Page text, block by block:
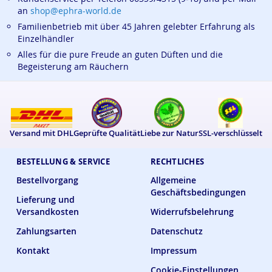
Diese Mischung dient der spirituellen Selbsterforschung,
sie ersetzt keine medizinische oder therapeutische
Behandlung
Ephra World Shop - verbindet - versorgt - verwöhnt.
Qualität.
Pfälzer Wein vom Weingut Wöhrle Bockenheim:
https://weingut-woehrle.de
Im sanften Tal, wo Reben steh’n,
Und Weingut Wöhrle daraus macht Wein,
Geboren aus Erde, Sonne, ein Tropfen so fein.
Bio gekeltert, still und sacht,
mit Ruhe und Bedacht gemacht.
Sein Duft erzählt von Blütenzeit,
BESTELLUNG & SERVICE
Bestellvorgang
Lieferung und
Versandkosten
Zahlungsarten
Kontakt
RECHTLICHES
Allgemeine
Geschäftsbedingungen
Widerrufsbelehrung
Datenschutz
Impressum
an shop@ephra-world.de
Familienbetrieb mit über 45 Jahren gelebter Erfahrung als
Einzelhändler
Alles für die pure Freude an guten Düften und die
Begeisterung am Räuchern
Versand mit DHLGeprüfte QualitätLiebe zur NaturSSL-verschlüsselt